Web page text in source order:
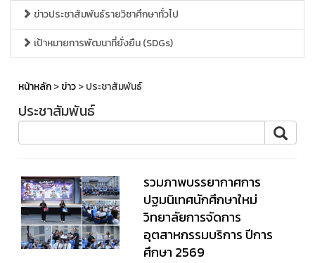
ข่าวประชาสัมพันธ์รายวิชาศึกษาทั่วไป
เป้าหมายการพัฒนาที่ยั่งยืน (SDGs)
หน้าหลัก>ข่าว> ประชาสัมพันธ์
ประชาสัมพันธ์
รวมภาพบรรยากาศการ
ปฐมนิเทศนักศึกษาใหม่
วิทยาลัยการจัดการ
อุตสาหกรรมบริการ ปีการ
ศึกษา 2569